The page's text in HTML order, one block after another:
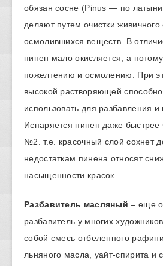
обязан сосне (Pinus — по
делают путем очистки живичного
осмолившихся веществ. В
пинен мало окисляется, а
пожелтению и осмолению. При
высокой растворяющей
использовать для разбавления и
Испаряется пинен даже быстрее
№2. т.е. красочный слой сохнет
недостаткам пинена относят
насыщенности красок.
Разбавитель масляный – еще
разбавитель у многих
собой смесь отбеленного
льняного масла, уайт-спирита и